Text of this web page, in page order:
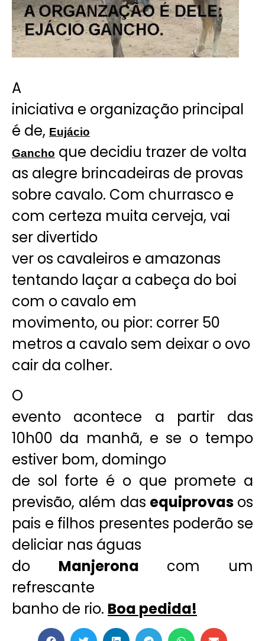
A
iniciativa e organização principal
é de, Eujácio
Gancho que decidiu trazer de volta
as alegre brincadeiras de provas
sobre cavalo. Com churrasco e
com certeza muita cerveja, vai
ser divertido
ver os cavaleiros e amazonas
tentando laçar a cabeça do boi
com o cavalo em
movimento, ou pior: correr 50
metros a cavalo sem deixar o ovo
cair da colher.
O
evento acontece a partir das
10h00 da manhã, e se o tempo
estiver bom, domingo
de sol forte é o que promete a
previsão, além das equiprovas os
pais e filhos presentes poderão se
deliciar nas águas
do Manjerona com um
refrescante
banho de rio. Boa pedida!